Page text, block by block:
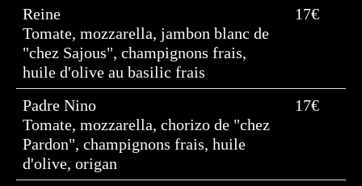
Reine
Tomate, mozzarella, jambon blanc de
"chez Sajous", champignons frais,
huile d'olive au basilic frais
17€
Padre Nino
Tomate, mozzarella, chorizo de "chez
Pardon", champignons frais, huile
d'olive, origan
17€